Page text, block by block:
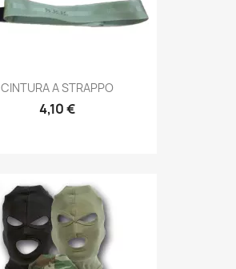
 Anteprima
CINTURA A STRAPPO
4,10 €